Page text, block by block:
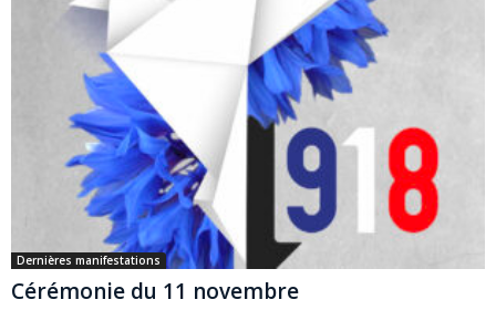
Dernières manifestations
Cérémonie du 11 novembre